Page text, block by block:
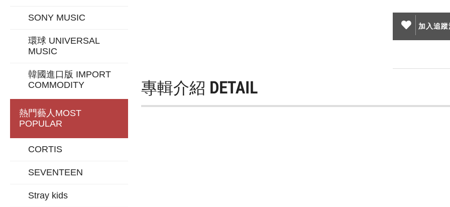
SONY MUSIC
環球 UNIVERSAL
MUSIC
韓國進口版 IMPORT
COMMODITY
熱門藝人 MOST
POPULAR
CORTIS
SEVENTEEN
Stray kids
加入追
專輯介紹 DETAIL